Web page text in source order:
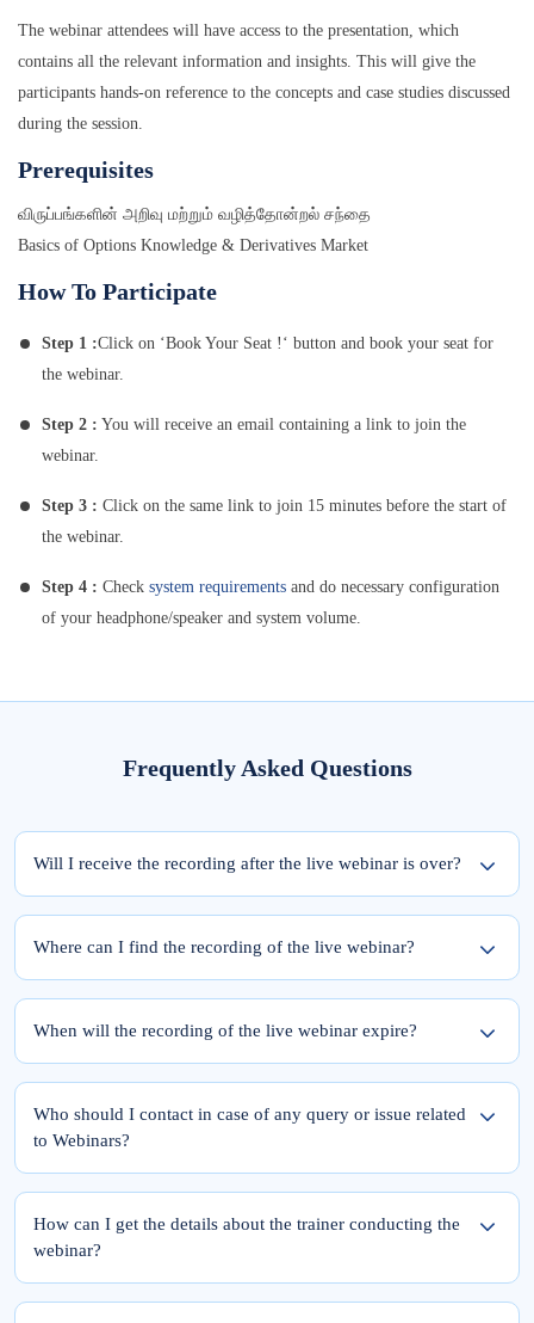
The webinar attendees will have access to the presentation, which
contains all the relevant information and insights. This will give the
participants hands-on reference to the concepts and case studies discussed
during the session.
Prerequisites
விருப்பங்களின் அறிவு மற்றும் வழித்தோன்றல் சந்தை
Basics of Options Knowledge & Derivatives Market
How To Participate
Step 1 :Click on ‘Book Your Seat !‘ button and book your seat for
the webinar.
Step 2 : You will receive an email containing a link to join the
webinar.
Step 3 : Click on the same link to join 15 minutes before the start of
the webinar.
Step 4 : Check system requirements and do necessary configuration
of your headphone/speaker and system volume.
Frequently Asked Questions
Will I receive the recording after the live webinar is over?
completion of the live session.
Where can I find the recording of the live webinar?
Step 1: Log into elearnmarkets using your email ID and password.
‘My Webinars’ section.
When will the recording of the live webinar expire?
Who should I contact in case of any query or issue related
to Webinars?
You can also drop a mail atsupport@elearnmarkets.com
How can I get the details about the trainer conducting the
webinar?